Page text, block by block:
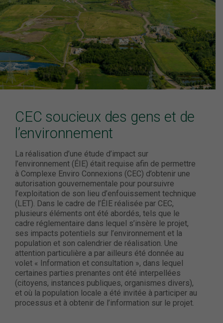
CEC soucieux des gens et de
l’environnement
La réalisation d’une étude d’impact sur
l’environnement (ÉIE) était requise afin de permettre
à Complexe Enviro Connexions (CEC) d’obtenir une
autorisation gouvernementale pour poursuivre
l’exploitation de son lieu d’enfouissement technique
(LET). Dans le cadre de l’ÉIE réalisée par CEC,
plusieurs éléments ont été abordés, tels que le
cadre réglementaire dans lequel s’insère le projet,
ses impacts potentiels sur l’environnement et la
population et son calendrier de réalisation. Une
attention particulière a par ailleurs été donnée au
volet « Information et consultation », dans lequel
certaines parties prenantes ont été interpellées
(citoyens, instances publiques, organismes divers),
et où la population locale a été invitée à participer au
processus et à obtenir de l’information sur le projet.